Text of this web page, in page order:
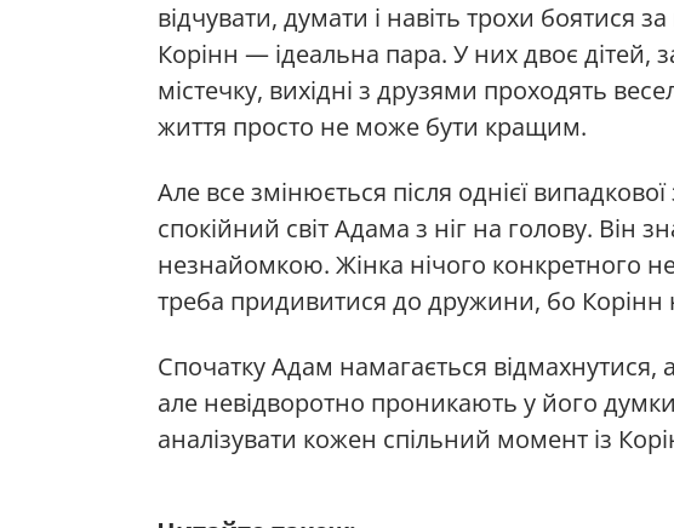
відчувати, думати і навіть трохи боятися
Корінн — ідеальна пара. У них двоє дітей,
містечку, вихідні з друзями проходять
життя просто не може бути кращим.
Але все змінюється після однієї випадкової
спокійний світ Адама з ніг на голову. Він
незнайомкою. Жінка нічого конкретного
треба придивитися до дружини, бо Корінн
Спочатку Адам намагається відмахнутися,
але невідворотно проникають у його
аналізувати кожен спільний момент із